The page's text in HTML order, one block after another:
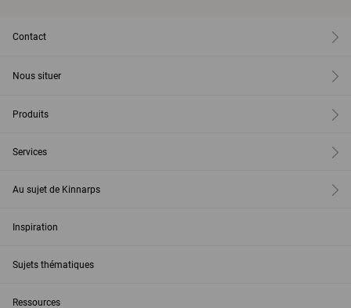
Contact
Nous situer
Produits
Services
Au sujet de Kinnarps
Inspiration
Sujets thématiques
Ressources